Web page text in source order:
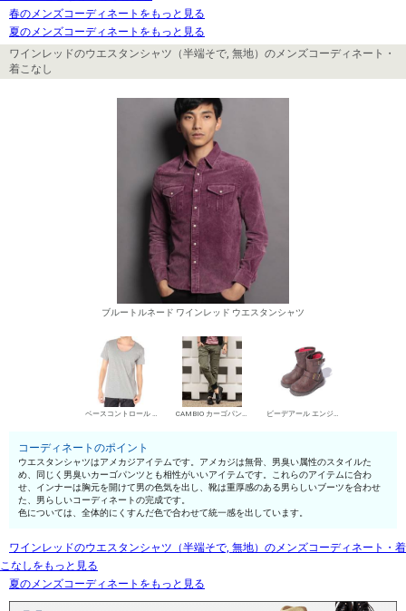
春のメンズコーディネートをもっと見る
夏のメンズコーディネートをもっと見る
ワインレッドのウエスタンシャツ（半端そで, 無地）のメンズコーディネート・
着こなし
ブルートルネード ワインレッド ウエスタンシャツ
ベースコントロール UネックTシャツ CAMBIO カーゴパンツ ビーデアール エンジニア・ペコスブーツ
コーディネートのポイント
ウエスタンシャツはアメカジアイテムです。アメカジは無骨、男臭い属性のスタイルた
め、同じく男臭いカーゴパンツとも相性がいいアイテムです。これらのアイテムに合わ
せ、インナーは胸元を開けて男の色気を出し、靴は重厚感のある男らしいブーツを合わせ
た、男らしいコーディネートの完成です。
色については、全体的にくすんだ色で合わせて統一感を出しています。
ワインレッドのウエスタンシャツ（半端そで, 無地）のメンズコーディネート・着
こなしをもっと見る
夏のメンズコーディネートをもっと見る